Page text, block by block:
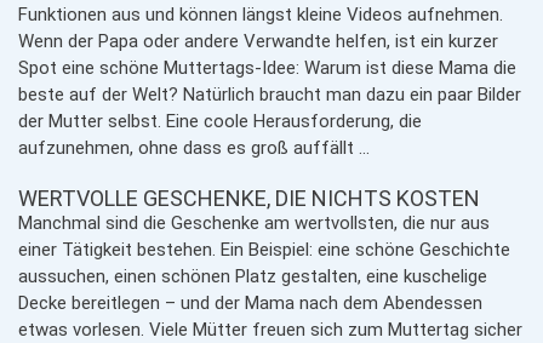
Funktionen aus und können längst kleine Videos aufnehmen.
Wenn der Papa oder andere Verwandte helfen, ist ein kurzer
Spot eine schöne Muttertags-Idee: Warum ist diese Mama die
beste auf der Welt? Natürlich braucht man dazu ein paar Bilder
der Mutter selbst. Eine coole Herausforderung, die
aufzunehmen, ohne dass es groß auffällt …
WERTVOLLE GESCHENKE, DIE NICHTS KOSTEN
Manchmal sind die Geschenke am wertvollsten, die nur aus
einer Tätigkeit bestehen. Ein Beispiel: eine schöne Geschichte
aussuchen, einen schönen Platz gestalten, eine kuschelige
Decke bereitlegen – und der Mama nach dem Abendessen
etwas vorlesen. Viele Mütter freuen sich zum Muttertag sicher